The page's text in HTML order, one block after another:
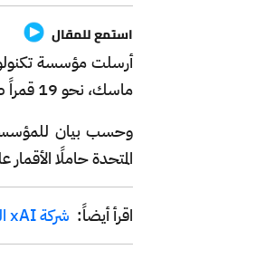
استمع للمقال
أرسلت مؤسسة
ماسك، نحو 19 قمراً صناعياً جديداً من طراز ستارلينك إلى الفضاء.
المتحدة حاملًا الأقمار
اقرأ أيضاً: شركة xAI التابعة لإيلون ماسك تسعى لقيمة سوقية 200 مليار دولار